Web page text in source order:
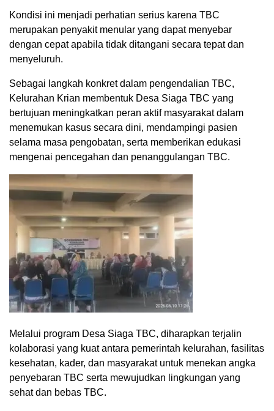
Kondisi ini menjadi perhatian serius karena TBC
merupakan penyakit menular yang dapat menyebar
dengan cepat apabila tidak ditangani secara tepat dan
menyeluruh.
Sebagai langkah konkret dalam pengendalian TBC,
Kelurahan Krian membentuk Desa Siaga TBC yang
bertujuan meningkatkan peran aktif masyarakat dalam
menemukan kasus secara dini, mendampingi pasien
selama masa pengobatan, serta memberikan edukasi
mengenai pencegahan dan penanggulangan TBC.
Melalui program Desa Siaga TBC, diharapkan terjalin
kolaborasi yang kuat antara pemerintah kelurahan, fasilitas
kesehatan, kader, dan masyarakat untuk menekan angka
penyebaran TBC serta mewujudkan lingkungan yang
sehat dan bebas TBC.